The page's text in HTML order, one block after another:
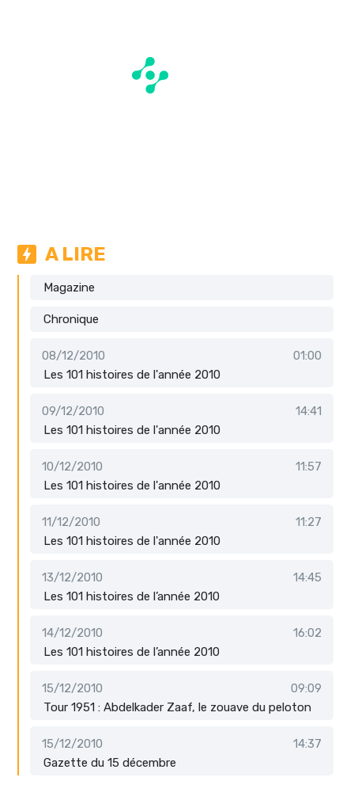
A LIRE
Magazine
Chronique
08/12/2010
01:00
Les 101 histoires de l'année 2010
09/12/2010
14:41
Les 101 histoires de l'année 2010
10/12/2010
11:57
Les 101 histoires de l'année 2010
11/12/2010
11:27
Les 101 histoires de l'année 2010
13/12/2010
14:45
Les 101 histoires de l’année 2010
14/12/2010
16:02
Les 101 histoires de l’année 2010
15/12/2010
09:09
Tour 1951 : Abdelkader Zaaf, le zouave du peloton
15/12/2010
14:37
Gazette du 15 décembre